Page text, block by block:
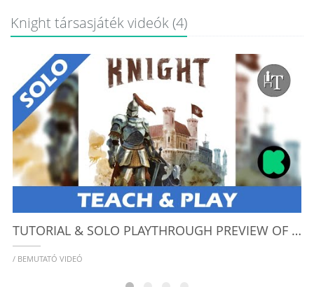
Knight társasjáték videók (4)
TUTORIAL & SOLO PLAYTHROUGH PREVIEW OF KNIGHT - SOLO BOARD GAME
/ BEMUTATÓ VIDEÓ